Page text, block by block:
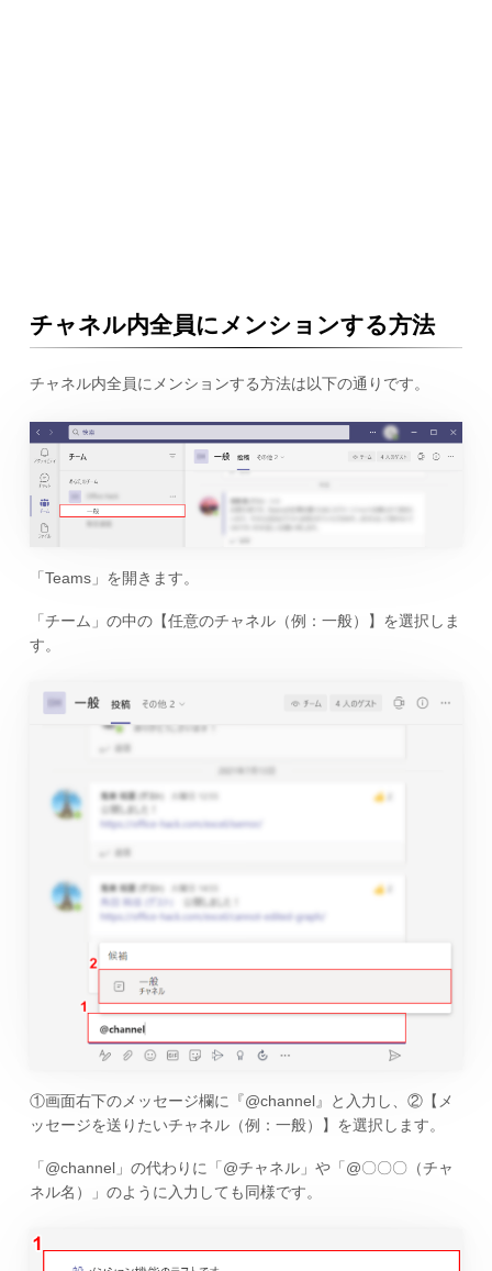
チャネル内全員にメンションする方法
チャネル内全員にメンションする方法は以下の通りです。
「Teams」を開きます。
「チーム」の中の【任意のチャネル（例：一般）】を選択しま
す。
①画面右下のメッセージ欄に『@channel』と入力し、②【メ
ッセージを送りたいチャネル（例：一般）】を選択します。
「@channel」の代わりに「@チャネル」や「@〇〇〇（チャ
ネル名）」のように入力しても同様です。